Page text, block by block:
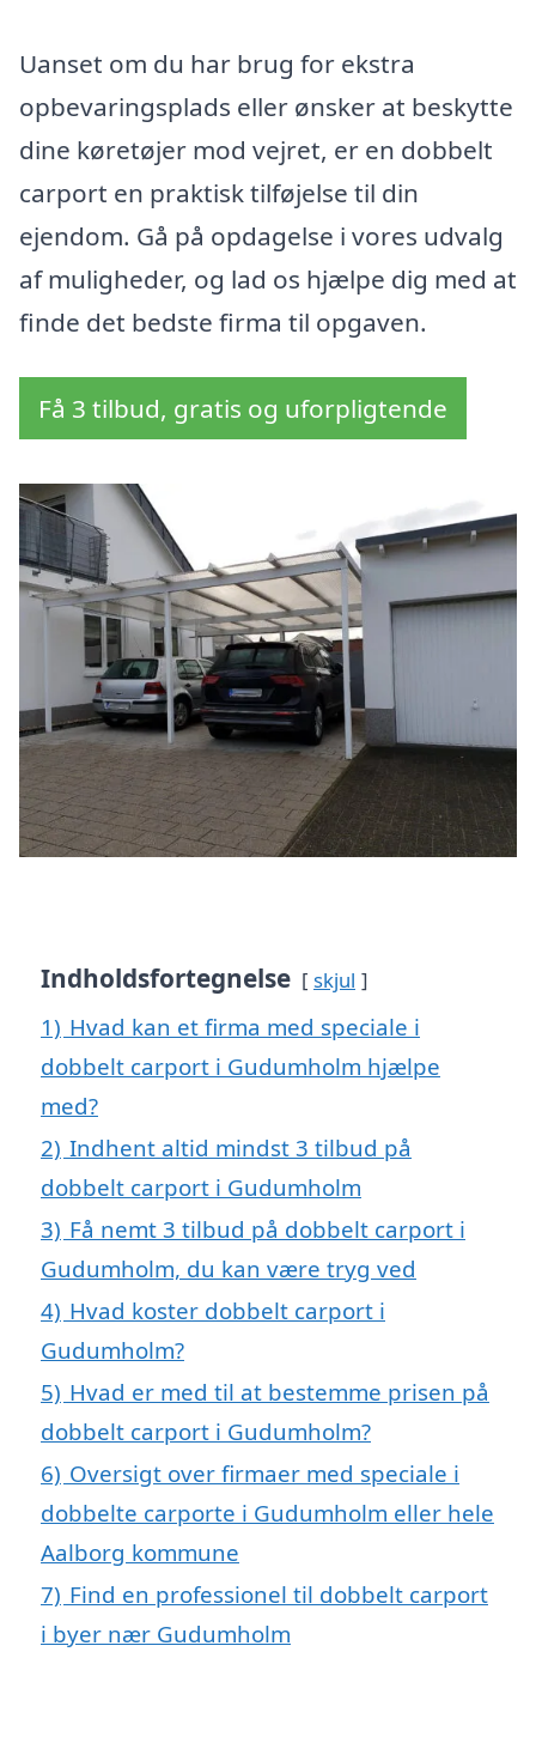
Uanset om du har brug for ekstra
opbevaringsplads eller ønsker at beskytte
dine køretøjer mod vejret, er en dobbelt
carport en praktisk tilføjelse til din
ejendom. Gå på opdagelse i vores udvalg
af muligheder, og lad os hjælpe dig med at
finde det bedste firma til opgaven.
Få 3 tilbud, gratis og uforpligtende
Indholdsfortegnelse skjul
1) Hvad kan et firma med speciale i
dobbelt carport i Gudumholm hjælpe
med?
2) Indhent altid mindst 3 tilbud på
dobbelt carport i Gudumholm
3) Få nemt 3 tilbud på dobbelt carport i
Gudumholm, du kan være tryg ved
4) Hvad koster dobbelt carport i
Gudumholm?
5) Hvad er med til at bestemme prisen på
dobbelt carport i Gudumholm?
6) Oversigt over firmaer med speciale i
dobbelte carporte i Gudumholm eller hele
Aalborg kommune
7) Find en professionel til dobbelt carport
i byer nær Gudumholm